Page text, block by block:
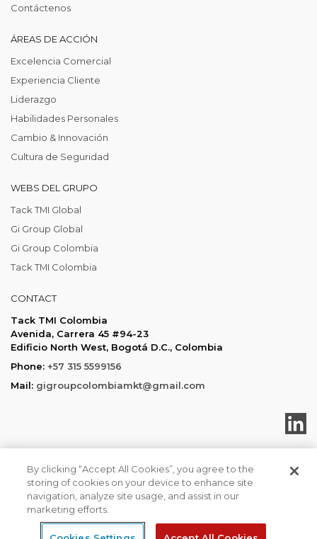
Contáctenos
ÁREAS DE ACCIÓN
Excelencia Comercial
Experiencia Cliente
Liderazgo
Habilidades Personales
Cambio & Innovación
Cultura de Seguridad
WEBS DEL GRUPO
Tack TMI Global
Gi Group Global
Gi Group Colombia
Tack TMI Colombia
CONTACT
Tack TMI Colombia
Avenida, Carrera 45 #94-23
Edificio North West, Bogotá D.C., Colombia
Phone: +57 315 5599156
Mail: gigroupcolombiamkt@gmail.com
Tack TMI COPYRIGHT 2026. ALL RIGHTS RESERVED
Política de privacidad
By clicking “Accept All Cookies”, you agree to the
storing of cookies on your device to enhance site
navigation, analyze site usage, and assist in our
marketing efforts.